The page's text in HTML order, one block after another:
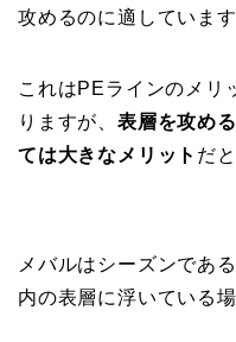
攻めるのに適しています
これはPEラインのメリ
りますが、 表層を攻め
ては大きなメリット だ
メバルはシーズンであ
内の表層に浮いている